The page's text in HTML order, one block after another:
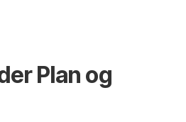
Plan og